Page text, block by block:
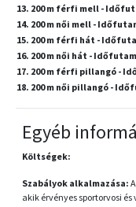
13. 200 m férfi mell -
14. 200 m női mell -
15. 200 m férfi hát -
16. 200 m női hát - Időfutam
17. 200 m férfi pillangó -
18. 200 m női pillangó -
Egyéb
Költségek:
Szabályok alkalmazása:
akik érvényes sportorvosi